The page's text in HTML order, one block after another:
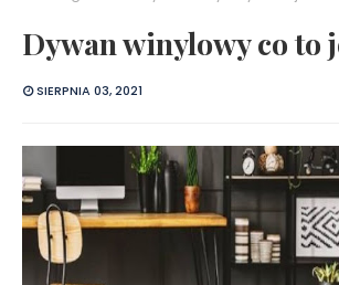
Dywan winylowy co to
SIERPNIA 03, 2021